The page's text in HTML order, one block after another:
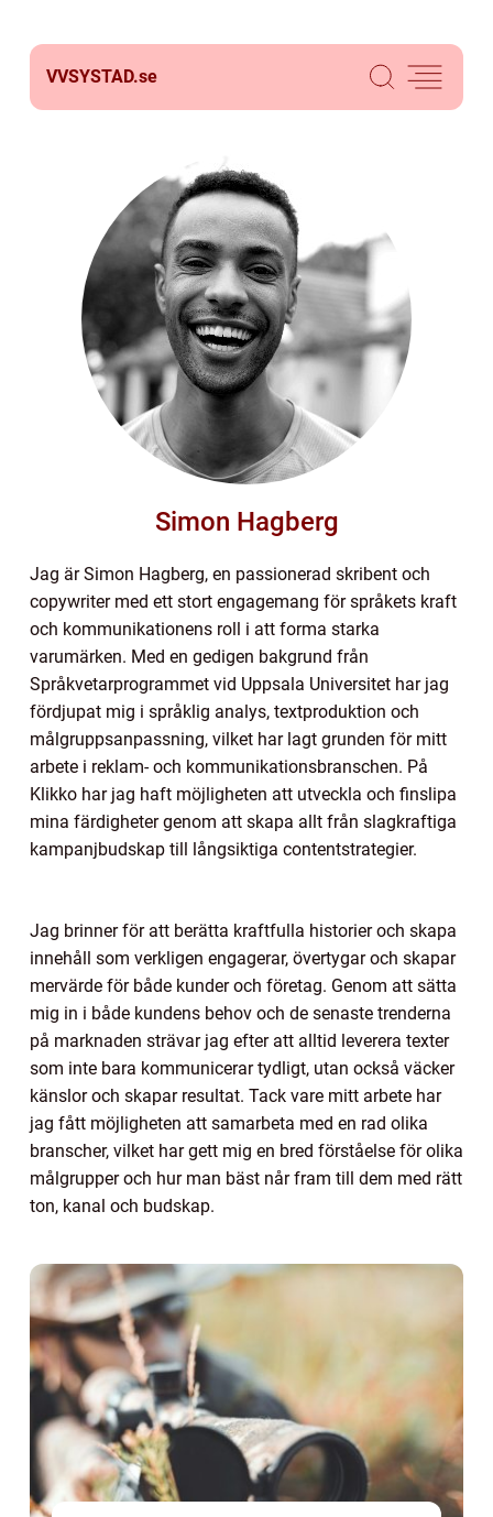
VVSYSTAD.se
Simon Hagberg
Jag är Simon Hagberg, en passionerad skribent och
copywriter med ett stort engagemang för språkets kraft
och kommunikationens roll i att forma starka
varumärken. Med en gedigen bakgrund från
Språkvetarprogrammet vid Uppsala Universitet har jag
fördjupat mig i språklig analys, textproduktion och
målgruppsanpassning, vilket har lagt grunden för mitt
arbete i reklam- och kommunikationsbranschen. På
Klikko har jag haft möjligheten att utveckla och finslipa
mina färdigheter genom att skapa allt från slagkraftiga
kampanjbudskap till långsiktiga contentstrategier.
Jag brinner för att berätta kraftfulla historier och skapa
innehåll som verkligen engagerar, övertygar och skapar
mervärde för både kunder och företag. Genom att sätta
mig in i både kundens behov och de senaste trenderna
på marknaden strävar jag efter att alltid leverera texter
som inte bara kommunicerar tydligt, utan också väcker
känslor och skapar resultat. Tack vare mitt arbete har
jag fått möjligheten att samarbeta med en rad olika
branscher, vilket har gett mig en bred förståelse för olika
målgrupper och hur man bäst når fram till dem med rätt
ton, kanal och budskap.